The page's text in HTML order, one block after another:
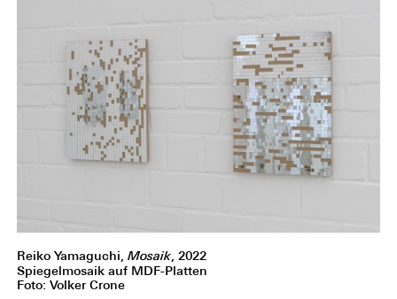
Reiko Yamaguchi, Mosaik, 2022
Spiegelmosaik auf MDF-Platten
Foto: Volker Crone